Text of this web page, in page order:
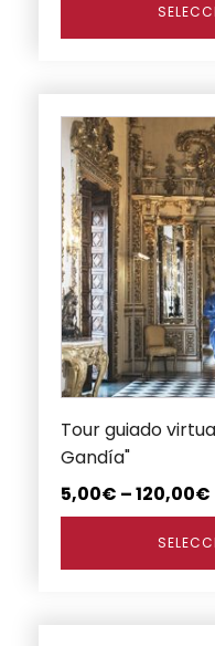
Tour guiado
Gandía"
5,00€ –120,00€
Este
producto
tiene
múltiples
variantes.
Las
opciones
se
pueden
elegir
en
la
página
de
producto